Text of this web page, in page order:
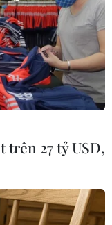
trên 27 tỷ USD,